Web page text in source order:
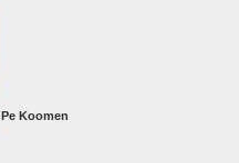
Pe Koomen